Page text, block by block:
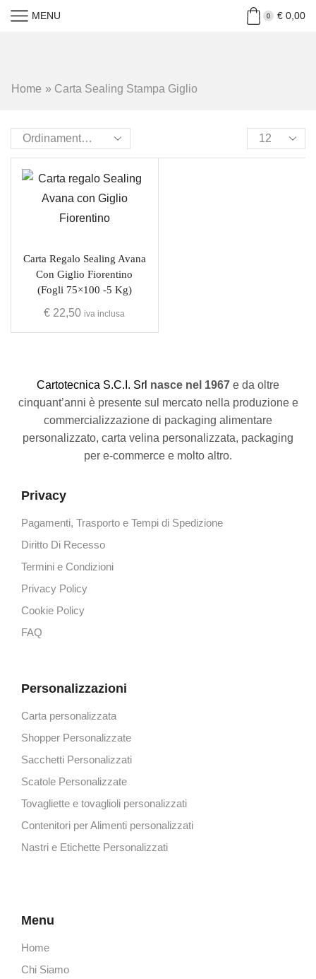
MENU 0 €0,00
Home » Carta Sealing Stampa Giglio
Carta Regalo Sealing Avana
Con Giglio Fiorentino
(fogli 75×100 -5 Kg)
€ 22,50 iva inclusa
Cartotecnica S.C.I. Srl nasce nel 1967 e da oltre
cinquant’anni è presente sul mercato nella produzione e
commercializzazione di packaging alimentare
personalizzato, carta velina personalizzata, packaging
per e-commerce e molto altro.
Privacy
Pagamenti, Trasporto e Tempi di Spedizione
Diritto Di Recesso
Termini e Condizioni
Privacy Policy
Cookie Policy
FAQ
Personalizzazioni
Carta personalizzata
Shopper Personalizzate
Sacchetti Personalizzati
Scatole Personalizzate
Tovagliette e tovaglioli personalizzati
Contenitori per Alimenti personalizzati
Nastri e Etichette Personalizzati
Menu
Home
Chi Siamo